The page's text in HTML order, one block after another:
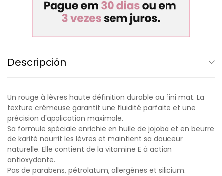
Descripción
Un rouge à lèvres haute définition durable au fini mat. La
texture crémeuse garantit une fluidité parfaite et une
précision d'application maximale.
Sa formule spéciale enrichie en huile de jojoba et en beurre
de karité nourrit les lèvres et maintient sa douceur
naturelle. Elle contient de la vitamine E à action
antioxydante.
Pas de parabens, pétrolatum, allergènes et silicium.